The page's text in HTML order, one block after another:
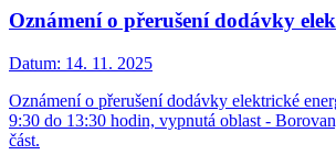
Oznámení o přerušení dodávky
Datum: 14. 11. 2025
Oznámení o přerušení dodávky elektrické
9:30 do 13:30 hodin, vypnutá oblast -
část.